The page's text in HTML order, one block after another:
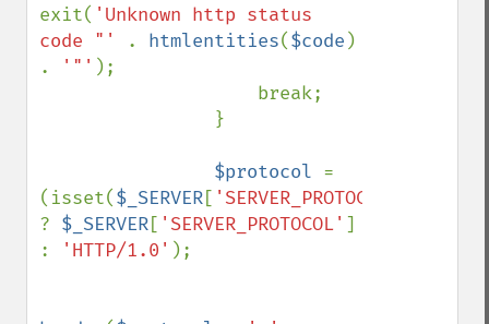
exit( 'Unknown http status
code "'
. htmlentities($code )
.
'"' );
$protocol =
(isset($_SERVER[ 'SERVER_PROTOCOL'
? $_SERVER[ 'SERVER_PROTOCOL' ]
:
'HTTP/1.0' );